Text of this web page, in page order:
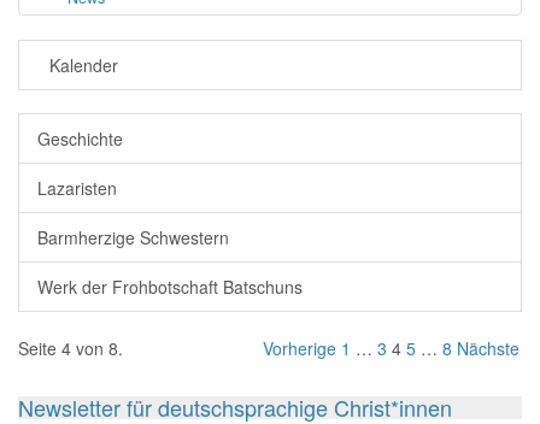
Kalender
Geschichte
Lazaristen
Barmherzige Schwestern
Werk der Frohbotschaft Batschuns
Seite 4 von 8. Vorherige 1 … 3 4 5 … 8 Nächste
Newsletter für deutschsprachige Christ*innen